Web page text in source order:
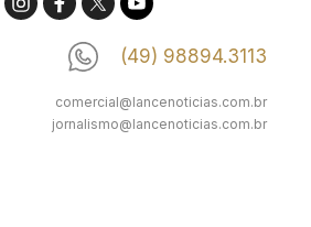
(49) 98894.3113
comercial@lancenoticias.com.br
jornalismo@lancenoticias.com.br